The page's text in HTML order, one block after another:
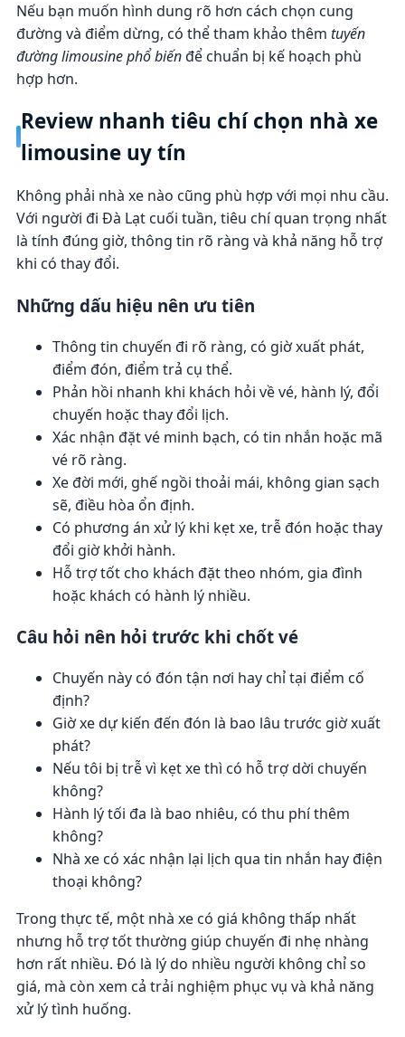
Nếu bạn muốn hình dung rõ hơn cách chọn cung
đường và điểm dừng, có thể tham khảo thêm tuyến
đường limousine phổ biếnđể chuẩn bị kế hoạch phù
hợp hơn.
Review nhanh tiêu chí chọn nhà xe
limousine uy tín
Không phải nhà xe nào cũng phù hợp với mọi nhu cầu.
Với người đi Đà Lạt cuối tuần, tiêu chí quan trọng nhất
là tính đúng giờ, thông tin rõ ràng và khả năng hỗ trợ
khi có thay đổi.
Những dấu hiệu nên ưu tiên
Thông tin chuyến đi rõ ràng, có giờ xuất phát,
điểm đón, điểm trả cụ thể.
Phản hồi nhanh khi khách hỏi về vé, hành lý, đổi
chuyến hoặc thay đổi lịch.
Xác nhận đặt vé minh bạch, có tin nhắn hoặc mã
vé rõ ràng.
Xe đời mới, ghế ngồi thoải mái, không gian sạch
sẽ, điều hòa ổn định.
Có phương án xử lý khi kẹt xe, trễ đón hoặc thay
đổi giờ khởi hành.
Hỗ trợ tốt cho khách đặt theo nhóm, gia đình
hoặc khách có hành lý nhiều.
Câu hỏi nên hỏi trước khi chốt vé
Chuyến này có đón tận nơi hay chỉ tại điểm cố
định?
Giờ xe dự kiến đến đón là bao lâu trước giờ xuất
phát?
Nếu tôi bị trễ vì kẹt xe thì có hỗ trợ dời chuyến
không?
Hành lý tối đa là bao nhiêu, có thu phí thêm
không?
Nhà xe có xác nhận lại lịch qua tin nhắn hay điện
thoại không?
Trong thực tế, một nhà xe có giá không thấp nhất
nhưng hỗ trợ tốt thường giúp chuyến đi nhẹ nhàng
hơn rất nhiều. Đó là lý do nhiều người không chỉ so
giá, mà còn xem cả trải nghiệm phục vụ và khả năng
xử lý tình huống.